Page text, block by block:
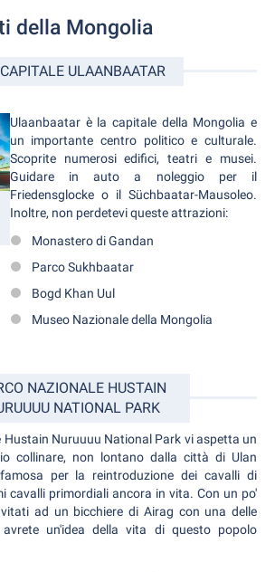
della Mongolia
ULAANBAATAR
Ulaanbaatar è la capitale della Mongolia e
un importante centro politico e culturale.
Scoprite numerosi edifici, teatri e musei.
Guidare in auto a noleggio per il
Friedensglocke o il Süchbaatar-Mausoleo.
Inoltre, non perdetevi queste attrazioni:
Monastero di Gandan
Parco Sukhbaatar
Bogd Khan Uul
Museo Nazionale della Mongolia
NAZIONALE HUSTAIN
NATIONAL PARK
Hustain Nuruuuu National Park vi aspetta un
collinare, non lontano dalla città di Ulan
per la reintroduzione dei cavalli di
cavalli primordiali ancora in vita. Con un po'
ad un bicchiere di Airag con una delle
un'idea della vita di questo popolo